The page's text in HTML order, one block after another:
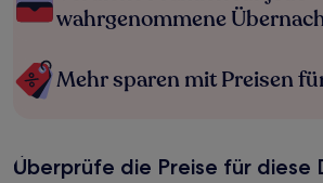
wahrgenommene
Mehr sparen mit Preisen
Überprüfe die Preise für diese